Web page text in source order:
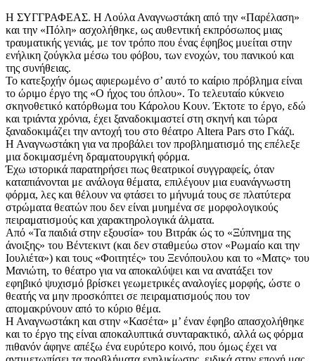
Η ΣΥΓΓΡΑΦΕΑΣ. Η Λούλα Αναγνωστάκη από την «Παρέλαση»
και την «Πόλη» ασχολήθηκε, ως αυθεντική εκπρόσωπος μιας
τραυματικής γενιάς, με τον τρόπο που ένας έφηβος μυείται στην
ενήλικη ζούγκλα μέσω του φόβου, των ενοχών, του πανικού και
της συνήθειας.
Το κατεξοχήν όμως αφιερωμένο σ’ αυτό το καίριο πρόβλημα είναι
το ώριμο έργο της «Ο ήχος του όπλου». Το τελευταίο κύκνειο
σκηνοθετικό κατόρθωμα του Κάρολου Κουν. Έκτοτε το έργο, εδώ
και τριάντα χρόνια, έχει ξαναδοκιμαστεί στη σκηνή και τώρα
ξαναδοκιμάζει την αντοχή του στο θέατρο Altera Pars στο Γκάζι.
Η Αναγνωστάκη για να προβάλει τον προβληματισμό της επέλεξε
μια δοκιμασμένη δραματουργική φόρμα.
Έχω ιστορικά παρατηρήσει πως θεατρικοί συγγραφείς, όταν
καταπιάνονται με ανάλογα θέματα, επιλέγουν μια ευανάγνωστη
φόρμα, λες και θέλουν να φτάσει το μήνυμά τους σε πλατύτερα
στρώματα θεατών που δεν είναι μυημένα σε μορφολογικούς
πειραματισμούς και χαρακτηρολογικά άλματα.
Από «Τα παιδιά στην εξουσία» του Βιτράκ ώς το «Ξύπνημα της
άνοιξης» του Βέντεκιντ (και δεν σταθμεύω στον «Ρωμαίο και την
Ιουλιέτα») και τους «Φοιτητές» του Ξενόπουλου και το «Ματς» του
Μανιώτη, το θέατρο για να αποκαλύψει και να ανατάξει τον
εφηβικό ψυχισμό βρίσκει γεωμετρικές αναλογίες μορφής, ώστε ο
θεατής να μην προσκόπτει σε πειραματισμούς που τον
απομακρύνουν από το κύριο θέμα.
Η Αναγνωστάκη και στην «Κασέτα» μ’ έναν έφηβο απασχολήθηκε
και το έργο της είναι αποκαλυπτικά συνταρακτικό, αλλά ως φόρμα
πιθανόν άφηνε απέξω ένα ευρύτερο κοινό, που όμως έχει να